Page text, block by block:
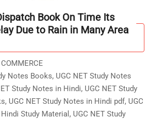
Book On Time Its
Due to Rain in Many Area
Notes Books, UGC NET Study Notes
Study Notes in Hindi, UGC NET Study
, UGC NET Study Notes in Hindi pdf, UGC
Study Material , UGC NET Study